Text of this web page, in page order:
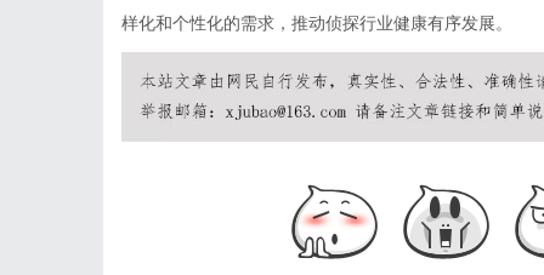
样化和个性化的需求，推动侦探行业健康有序发展。